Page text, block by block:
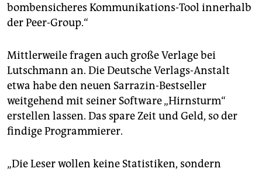
bombensicheres Kommunikations-Tool innerhalb
der Peer-Group.“
Mittlerweile fragen auch große Verlage bei
Lutschmann an. Die Deutsche Verlags-Anstalt
etwa habe den neuen Sarrazin-Bestseller
weitgehend mit seiner Software „Hirnsturm“
erstellen lassen. Das spare Zeit und Geld, so der
findige Programmierer.
„Die Leser wollen keine Statistiken, sondern